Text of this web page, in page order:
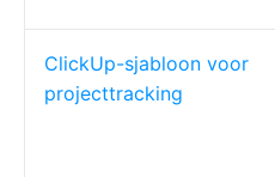
ClickUp-sjabloon voor
projecttracking